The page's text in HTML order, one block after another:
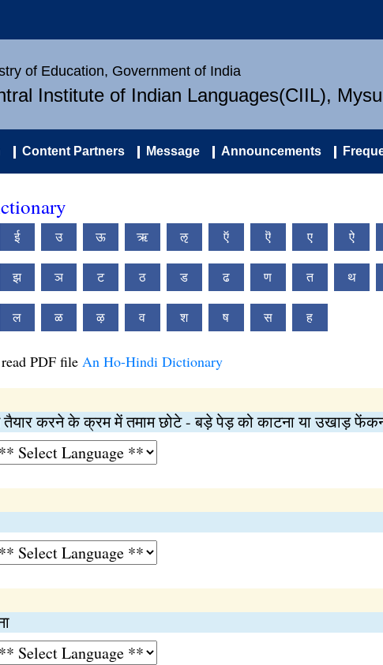
of Education, Government of India
Institute of Indian Languages(CIIL),
Content Partners Message Announcements
ई उ ऊ ऋ ऌ ऍ ऎ ए ऐ
झ ञ ट ठ ड ढ ण त थ
ल ळ ऴ व श ष स ह
PDF file An Ho-Hindi Dictionary
करने के क्रम में तमाम छोटे - बड़े पेड़ को काटना या उखाड़